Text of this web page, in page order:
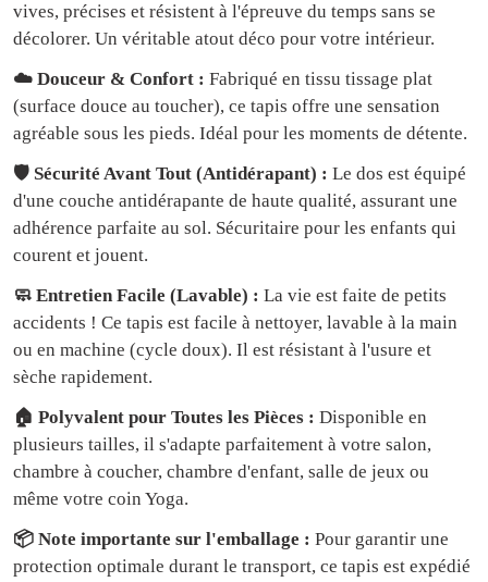
vives, précises et résistent à l'épreuve du temps sans se
décolorer. Un véritable atout déco pour votre intérieur.
☁️ Douceur & Confort : Fabriqué en tissu tissage plat
(surface douce au toucher), ce tapis offre une sensation
agréable sous les pieds. Idéal pour les moments de détente.
🛡️ Sécurité Avant Tout (Antidérapant) : Le dos est équipé
d'une couche antidérapante de haute qualité, assurant une
adhérence parfaite au sol. Sécuritaire pour les enfants qui
courent et jouent.
🧼 Entretien Facile (Lavable) : La vie est faite de petits
accidents ! Ce tapis est facile à nettoyer, lavable à la main
ou en machine (cycle doux). Il est résistant à l'usure et
sèche rapidement.
🏠 Polyvalent pour Toutes les Pièces : Disponible en
plusieurs tailles, il s'adapte parfaitement à votre salon,
chambre à coucher, chambre d'enfant, salle de jeux ou
même votre coin Yoga.
📦 Note importante sur l'emballage : Pour garantir une
protection optimale durant le transport, ce tapis est expédié